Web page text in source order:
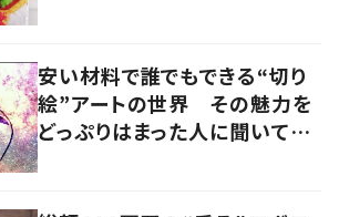
安い材料で誰でもできる“切り
絵”アートの世界 その魅力を
どっぷりはまった人に聞いてみ